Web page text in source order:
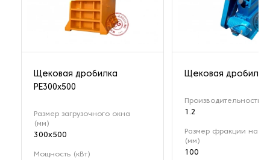
Щековая дробилка
РЕ300x500
Размер загрузочного окна
(мм)
300x500
Мощность (кВт)
Щековая дробилка
Производительность
1.2
Размер фракции на
(мм)
100